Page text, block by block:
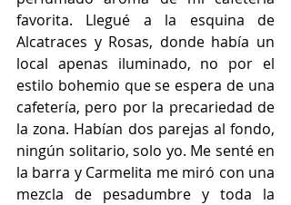
favorita. Llegué a la esquina de
Alcatraces y Rosas, donde había un
local apenas iluminado, no por el
estilo bohemio que se espera de una
cafetería, pero por la precariedad de
la zona. Habían dos parejas al fondo,
ningún solitario, solo yo. Me senté en
la barra y Carmelita me miró con una
mezcla de pesadumbre y toda la